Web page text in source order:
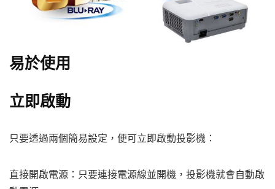
易於使用
立即啟動
只要透過兩個簡易設定，便可立即啟動投影機：
直接開啟電源：只要連接電源線並開機，投影機就會自動啟